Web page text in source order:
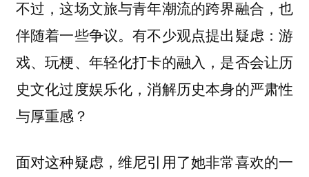
不过，这场文旅与青年潮流的跨界融合，也
伴随着一些争议。有不少观点提出疑虑：游
戏、玩梗、年轻化打卡的融入，是否会让历
史文化过度娱乐化，消解历史本身的严肃性
与厚重感？
面对这种疑虑，维尼引用了她非常喜欢的一